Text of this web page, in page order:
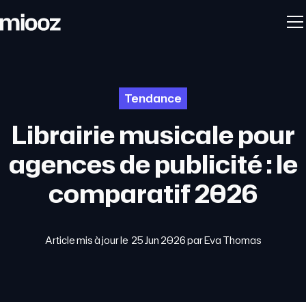
Tendance
Librairie musicale pour
agences de publicité : le
comparatif 2026
Article mis à jour le 25 Jun 2026parEva Thomas